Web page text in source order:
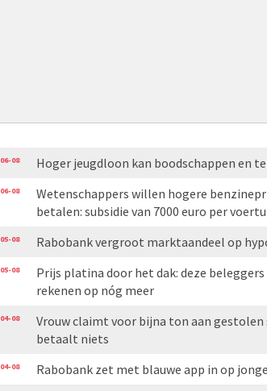
06-08 Hoger jeugdloon kan boodschappen en
06-08
Wetenschappers willen hogere
betalen: subsidie van 7000 euro per
05-08 Rabobank vergroot marktaandeel op
05-08
Prijs platina door het dak: deze
rekenen op nóg meer
04-08
Vrouw claimt voor bijna ton aan
betaalt niets
04-08 Rabobank zet met blauwe app in op